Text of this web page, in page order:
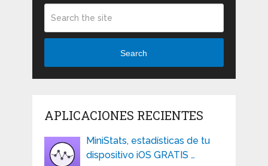
Search
APLICACIONES RECIENTES
MiniStats, estadísticas de tu
dispositivo iOS GRATIS …